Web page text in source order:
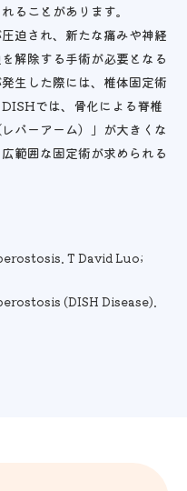
ることがあります。
迫され、新たな痛みや神経
解除する手術が必要となる
生した際には、椎体固定術
では、骨化による脊椎
バーアーム）」が大きくな
範囲な固定術が求められる
T David Luo;
(DISH Disease).